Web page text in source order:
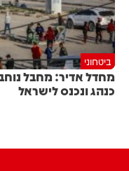
ביטחוני
כנהג ונכנס לישראל